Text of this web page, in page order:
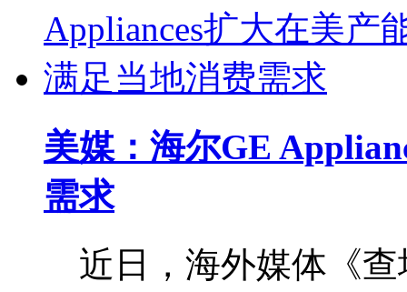
美媒：海尔GE
需求
近日，海外媒体《查